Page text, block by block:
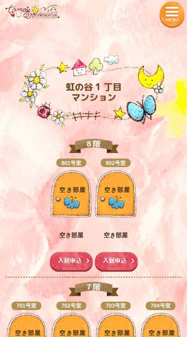
— Tamaʼs Wonderland —
TOPページ プロフィール
魔法の教室 各種商品の販売
タマちゃん神社 入居者様の声
お知らせ 特定商取引法に基づく表記
入居をご希望の方へ プライバシーポリシー
入居お申込み
お問い合わせ
— 居住地区 —
四つ葉村
虹の谷 1 丁目
マンション
8 階
801号室
空き部屋
空き部屋
入居申込
802号室
空き部屋
空き部屋
入居申込
7 階
701号室
空き部屋
702号室
空き部屋
703号室
空き部屋
704号室
空き部屋